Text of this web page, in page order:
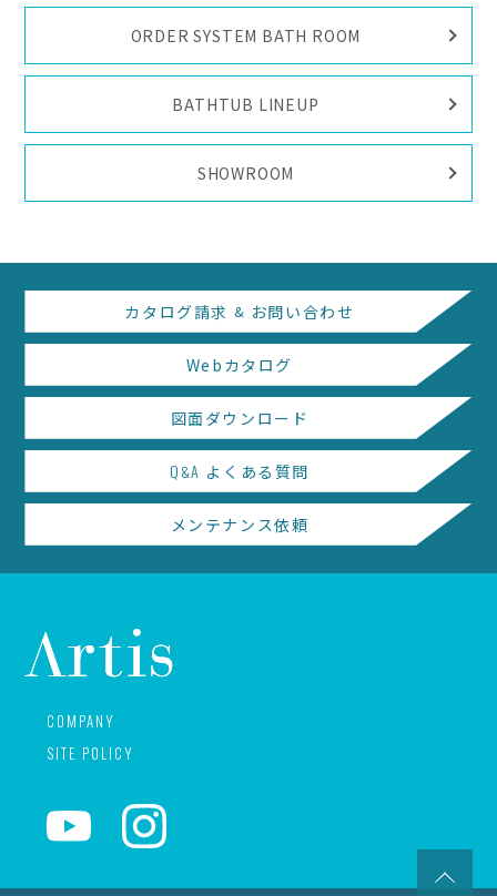
ORDER SYSTEM BATH ROOM
BATHTUB LINEUP
SHOWROOM
カタログ請求 & お問い合わせ
Webカタログ
図面ダウンロード
Q &A よくある質問
メンテナンス依頼
COMPANY
SITE POLICY